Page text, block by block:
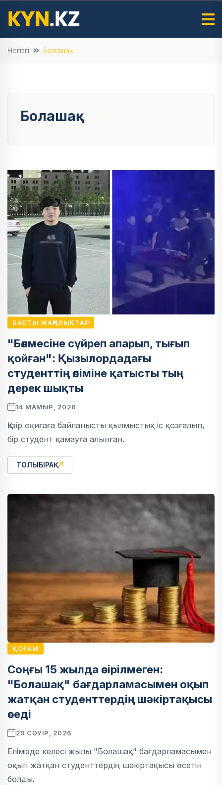
Негізгі Болашақ
Болашақ
БАСТЫ ЖАҢАЛЫҚТАР
"Бөлмесіне сүйреп апарып, тығып
қойған": Қызылордадағы
студенттің өліміне қатысты тың
дерек шықты
14 МАМЫР, 2026
Қазір оқиғаға байланысты қылмыстық іс қозғалып,
бір студент қамауға алынған.
ТОЛЫҒЫРАҚ
ҚОҒАМ
Соңғы 15 жылда өсірілмеген:
"Болашақ" бағдарламасымен оқып
жатқан студенттердің шәкіртақысы
өседі
29 СӘУІР, 2026
Елімізде келесі жылы "Болашақ" бағдарламасымен
оқып жатқан студенттердің шәкіртақысы өсетін
болды.